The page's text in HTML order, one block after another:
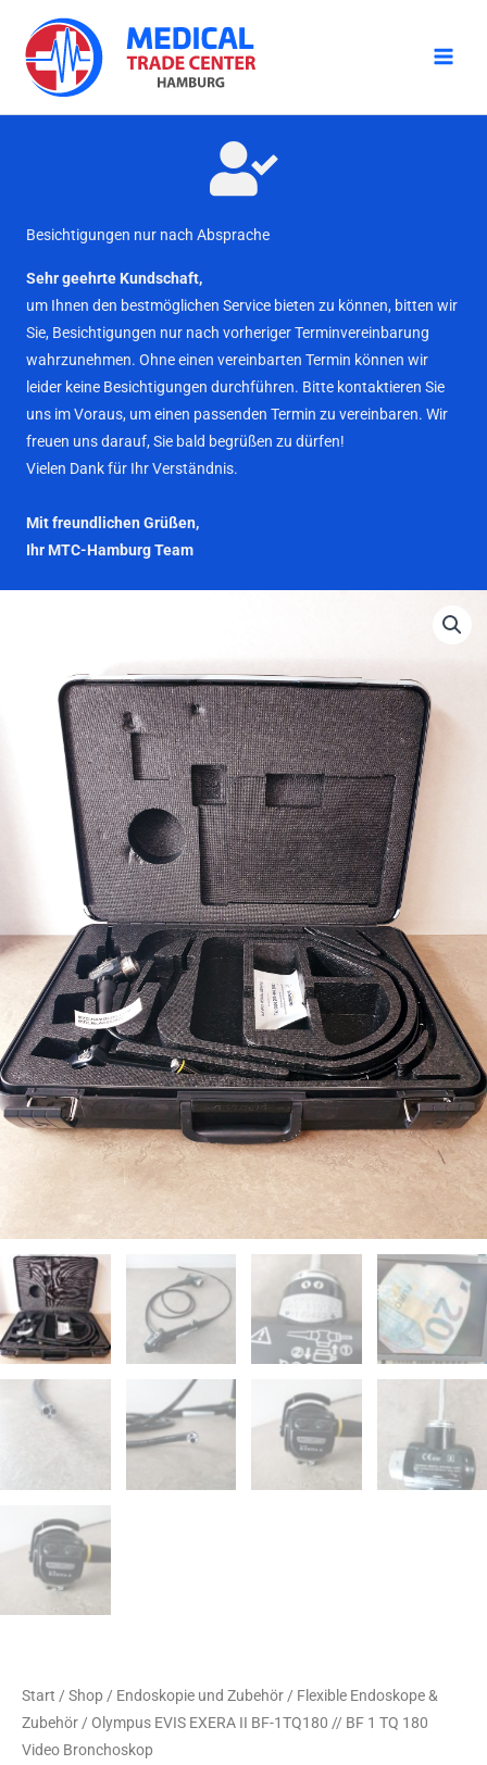
Inhalt
springen
Besichtigungen nur nach Absprache
Sehr geehrte Kundschaft,
um Ihnen den bestmöglichen Service bieten zu können, bitten wir
Sie, Besichtigungen nur nach vorheriger Terminvereinbarung
wahrzunehmen. Ohne einen vereinbarten Termin können wir
leider keine Besichtigungen durchführen. Bitte kontaktieren Sie
uns im Voraus, um einen passenden Termin zu vereinbaren. Wir
freuen uns darauf, Sie bald begrüßen zu dürfen!
Vielen Dank für Ihr Verständnis.
Mit freundlichen Grüßen,
Ihr MTC-Hamburg Team
Start / Shop / Endoskopie und Zubehör/ Flexible Endoskope &
Zubehör/ Olympus EVIS EXERA II BF-1TQ180 // BF 1 TQ 180
Video Bronchoskop